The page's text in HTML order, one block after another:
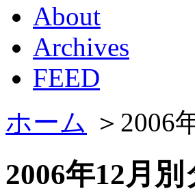
About
Archives
FEED
ホーム ＞2006
2006年12月別